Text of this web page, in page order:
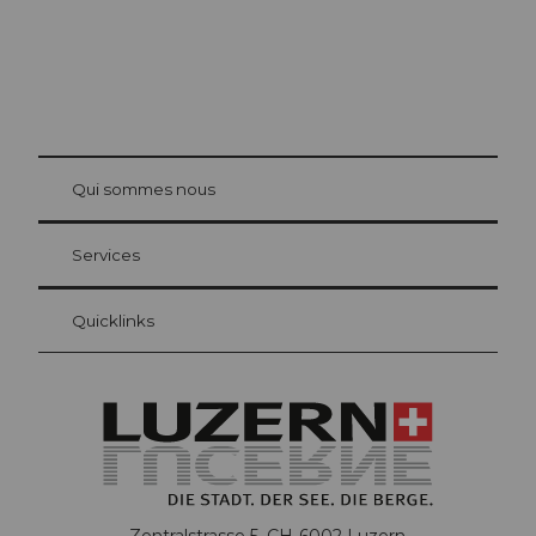
Carte d’hôte Lucerne
Vos avantages en tant qu'hôte pour la nuit
at Bre
Qui sommes nous
Services
Quicklinks